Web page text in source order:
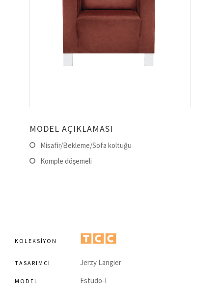
MODEL AÇIKLAMASI
Misafir/Bekleme/Sofa koltuğu
Komple döşemeli
KOLEKSIYON
TASARIMCI Jerzy Langier
MODEL Estudo-I